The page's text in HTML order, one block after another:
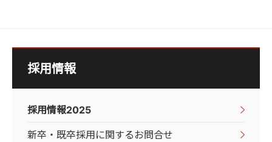
採用情報
採用情報2025
新卒・既卒採用に関するお問合せ